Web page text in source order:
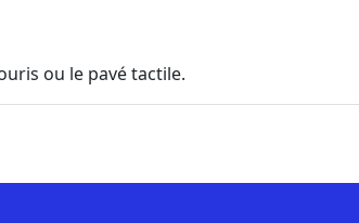
ou le pavé tactile.